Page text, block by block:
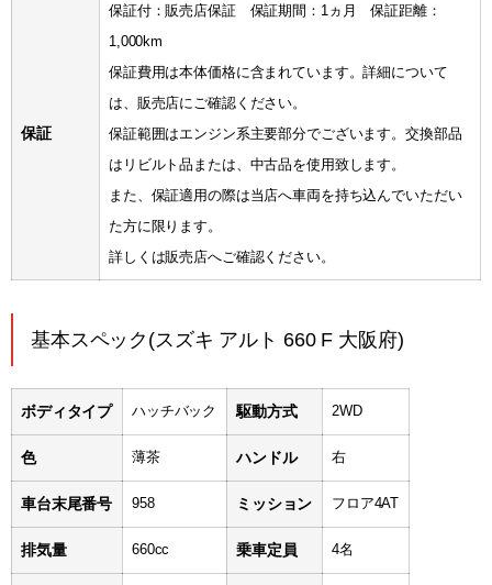
保証
保証付：販売店保証 保証期間：1ヵ月 保証距離：
1,000km
保証費用は本体価格に含まれています。詳細について
は、販売店にご確認ください。
保証範囲はエンジン系主要部分でございます。交換部品
はリビルト品または、中古品を使用致します。
また、保証適用の際は当店へ車両を持ち込んでいただい
た方に限ります。
詳しくは販売店へご確認ください。
基本スペック(スズキ アルト 660 F 大阪府)
ボディタイプ ハッチバック 駆動方式 2WD
色 薄茶 ハンドル 右
車台末尾番号 958 ミッション フロア4AT
排気量 660cc 乗車定員 4名